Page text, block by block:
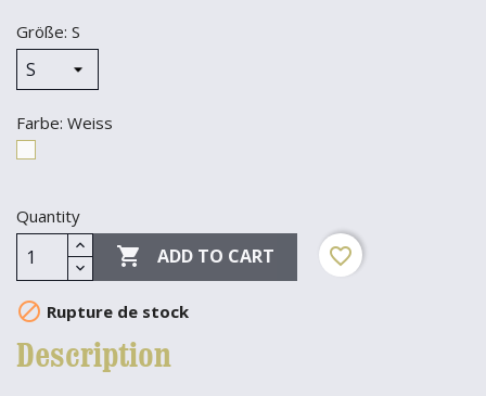
Größe: S
Farbe: Weiss
Quantity
 ADD TO CART favorite_border
 Rupture de stock
Description